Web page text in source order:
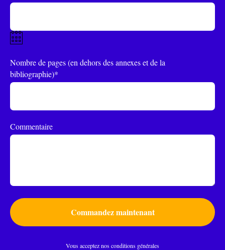
Nombre de pages (en dehors des annexes et de la
bibliographie)*
Commentaire
Commandez maintenant
Vous acceptez nos conditions générales